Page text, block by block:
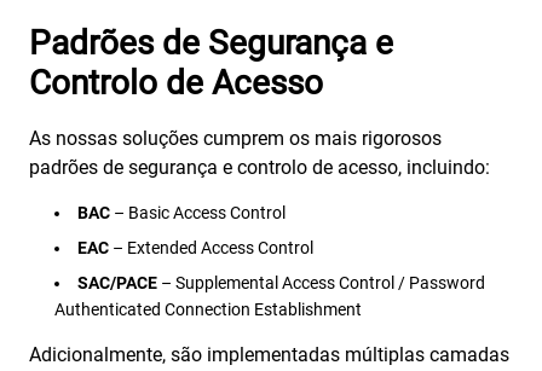
Padrões de Segurança e
Controlo de Acesso
As nossas soluções cumprem os mais rigorosos
padrões de segurança e controlo de acesso, incluindo:
BAC – Basic Access Control
EAC – Extended Access Control
SAC/PACE – Supplemental Access Control / Password
Authenticated Connection Establishment
Adicionalmente, são implementadas múltiplas camadas